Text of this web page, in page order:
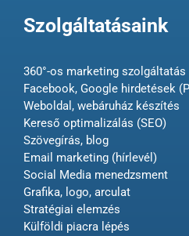
Szolgáltatásaink
360°-os marketing szolgáltatás
Facebook, Google hirdetések
Weboldal, webáruház készítés
Kereső optimalizálás (SEO)
Szövegírás, blog
Email marketing (hírlevél)
Social Media menedzsment
Grafika, logo, arculat
Stratégiai elemzés
Külföldi piacra lépés